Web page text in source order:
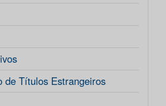
de Títulos Estrangeiros